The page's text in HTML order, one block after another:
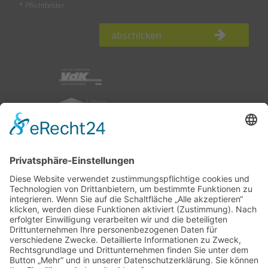
* Pflichtfelder
abschicken